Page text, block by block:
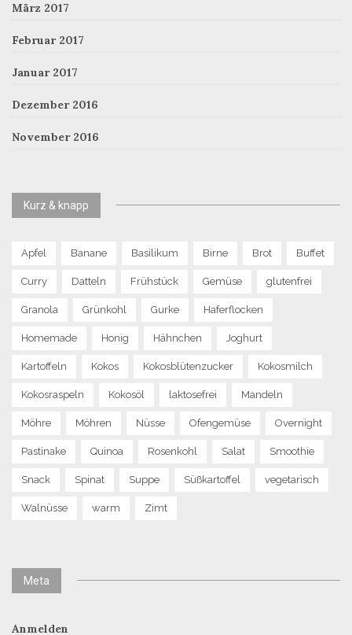
März 2017
Februar 2017
Januar 2017
Dezember 2016
November 2016
Kurz & knapp
Apfel Banane Basilikum Birne Brot Buffet
Curry Datteln Frühstück Gemüse glutenfrei
Granola Grünkohl Gurke Haferflocken
Homemade Honig Hähnchen Joghurt
Kartoffeln Kokos Kokosblütenzucker Kokosmilch
Kokosraspeln Kokosöl laktosefrei Mandeln
Möhre Möhren Nüsse Ofengemüse Overnight
Pastinake Quinoa Rosenkohl Salat Smoothie
Snack Spinat Suppe Süßkartoffel vegetarisch
Walnüsse warm Zimt
Meta
Anmelden